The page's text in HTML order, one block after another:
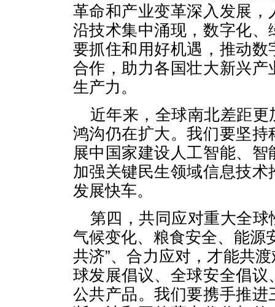
革命和产业变革深入发展
沿技术集中涌现，数字化
要抓住和用好机遇，推动
合作，助力各国壮大新兴
生产力。
近年来，全球南北差距
鸿沟仍在扩大。我们要坚
展中国家建设人工智能、
加强关键民生领域信息技
发展快车。
第四，共同应对重大全
气候变化、粮食安全、能源
共济”、合力应对，才能共
球发展倡议、全球安全倡
公共产品。我们要携手推